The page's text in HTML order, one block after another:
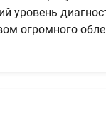
уровень
огромного